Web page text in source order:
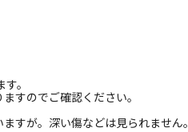
。
すのでご確認ください。
すが。深い傷などは見られません。